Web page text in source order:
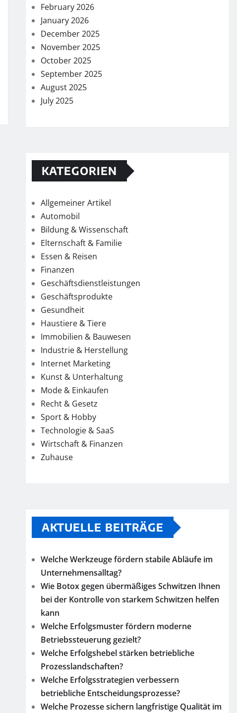
February 2026
January 2026
December 2025
November 2025
October 2025
September 2025
August 2025
July 2025
KATEGORIEN
Allgemeiner Artikel
Automobil
Bildung & Wissenschaft
Elternschaft & Familie
Essen & Reisen
Finanzen
Geschäftsdienstleistungen
Geschäftsprodukte
Gesundheit
Haustiere & Tiere
Immobilien & Bauwesen
Industrie & Herstellung
Internet Marketing
Kunst & Unterhaltung
Mode & Einkaufen
Recht & Gesetz
Sport & Hobby
Technologie & SaaS
Wirtschaft & Finanzen
Zuhause
AKTUELLE BEITRÄGE
Welche Werkzeuge fördern stabile Abläufe im
Unternehmensalltag?
Wie Botox gegen übermäßiges Schwitzen Ihnen
bei der Kontrolle von starkem Schwitzen helfen
kann
Welche Erfolgsmuster fördern moderne
Betriebssteuerung gezielt?
Welche Erfolgshebel stärken betriebliche
Prozesslandschaften?
Welche Erfolgsstrategien verbessern
betriebliche Entscheidungsprozesse?
Welche Prozesse sichern langfristige Qualität im